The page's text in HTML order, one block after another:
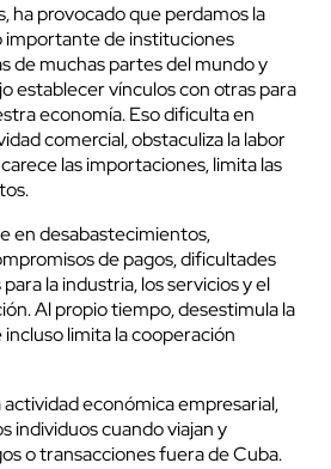
ha provocado que perdamos la
importante de instituciones
de muchas partes del mundo y
establecer vínculos con otras para
economía. Eso dificulta en
comercial, obstaculiza la labor
las importaciones, limita las
en desabastecimientos,
de pagos, dificultades
la industria, los servicios y el
Al propio tiempo, desestimula la
limita la cooperación
actividad económica empresarial,
individuos cuando viajan y
o transacciones fuera de Cuba.